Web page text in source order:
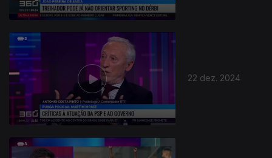
22 dez. 2024
817790